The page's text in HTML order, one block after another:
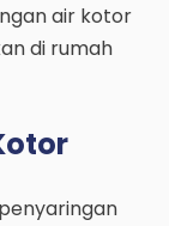
air kotor
di rumah